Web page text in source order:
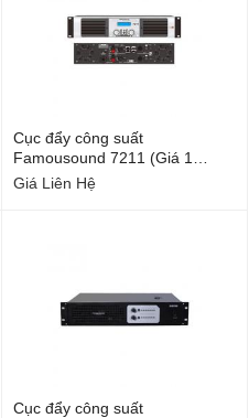
Cục đẩy công suất
Famousound 7211 (Giá 1
chiếc)
Giá Liên Hệ
Cục đẩy công suất